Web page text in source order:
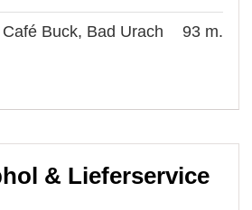
Buck, Bad Urach 93 m.
& Lieferservice